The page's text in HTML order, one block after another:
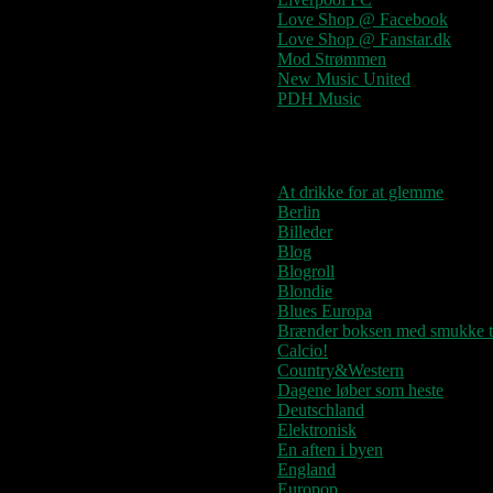
Love Shop @ Facebook
Love Shop @ Fanstar.dk
Mod Strømmen
New Music United
PDH Music
At drikke for at glemme
Berlin
Billeder
Blog
Blogroll
Blondie
Blues Europa
Brænder boksen med smukke
Calcio!
Country&Western
Dagene løber som heste
Deutschland
Elektronisk
En aften i byen
England
Europop